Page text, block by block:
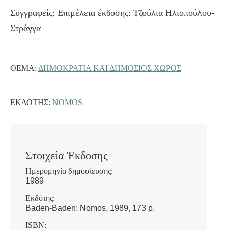
Συγγραφείς: Επιμέλεια έκδοσης: Τζούλια Ηλιοπούλου-
Στράγγα
ΘΈΜΑ: ΔΗΜΟΚΡΑΤΙΑ ΚΑΙ ΔΗΜΟΣΙΟΣ ΧΩΡΟΣ
ΕΚΔΌΤΗΣ: NOMOS
Στοιχεία Έκδοσης
Ημερομηνία δημοσίευσης:
1989
Εκδότης:
Baden-Baden: Nomos, 1989, 173 p.
ISBN: